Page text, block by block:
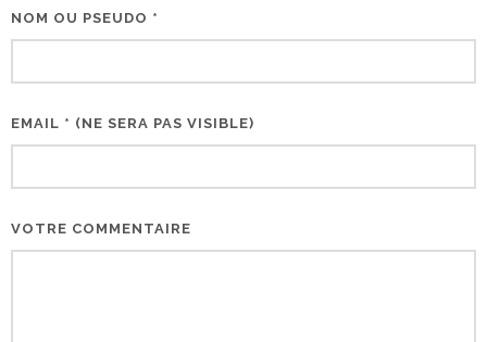
NOM OU PSEUDO *
EMAIL * (NE SERA PAS VISIBLE)
VOTRE COMMENTAIRE